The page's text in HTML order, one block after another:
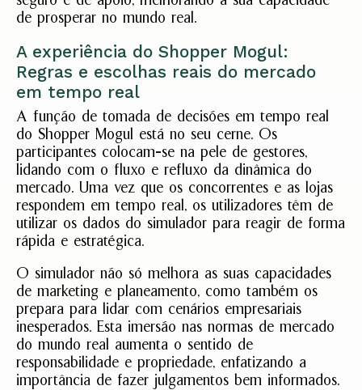
de prosperar no mundo real.
A experiência do Shopper Mogul:
Regras e escolhas reais do mercado
em tempo real
A função de tomada de decisões em tempo real
do Shopper Mogul está no seu cerne. Os
participantes colocam-se na pele de gestores,
lidando com o fluxo e refluxo da dinâmica do
mercado. Uma vez que os concorrentes e as lojas
respondem em tempo real, os utilizadores têm de
utilizar os dados do simulador para reagir de forma
rápida e estratégica.
O simulador não só melhora as suas capacidades
de marketing e planeamento, como também os
prepara para lidar com cenários empresariais
inesperados. Esta imersão nas normas de mercado
do mundo real aumenta o sentido de
responsabilidade e propriedade, enfatizando a
importância de fazer julgamentos bem informados.